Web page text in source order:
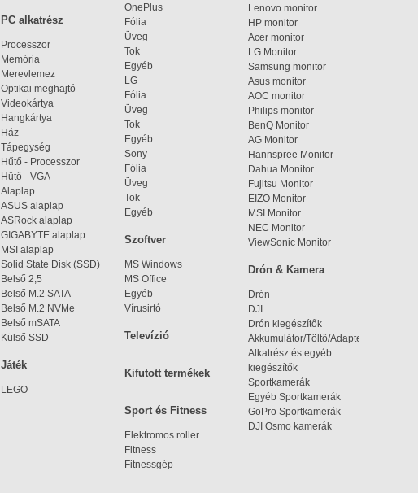
OnePlus
Fólia
Üveg
Tok
Egyéb
LG
Fólia
Üveg
Tok
Egyéb
Sony
Fólia
Üveg
Tok
Egyéb
Lenovo monitor
HP monitor
Acer monitor
LG Monitor
Samsung monitor
Asus monitor
AOC monitor
Philips monitor
BenQ Monitor
AG Monitor
Hannspree Monitor
Dahua Monitor
Fujitsu Monitor
EIZO Monitor
MSI Monitor
NEC Monitor
ViewSonic Monitor
PC alkatrész
Processzor
Memória
Merevlemez
Optikai meghajtó
Videokártya
Hangkártya
Ház
Tápegység
Hűtő - Processzor
Hűtő - VGA
Alaplap
ASUS alaplap
ASRock alaplap
GIGABYTE alaplap
MSI alaplap
Solid State Disk (SSD)
Belső 2,5
Belső M.2 SATA
Belső M.2 NVMe
Belső mSATA
Külső SSD
Szoftver
MS Windows
MS Office
Egyéb
Vírusirtó
Drón & Kamera
Drón
DJI
Drón kiegészítők
Akkumulátor/Töltő/Adapter
Alkatrész és egyéb
kiegészítők
Sportkamerák
Egyéb Sportkamerák
GoPro Sportkamerák
DJI Osmo kamerák
Televízió
Játék
LEGO
Kifutott termékek
Sport és Fitness
Elektromos roller
Fitness
Fitnessgép